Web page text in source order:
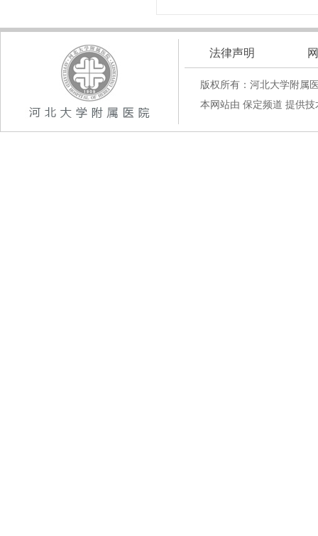
法律声明
版权所有：河北大学附
本网站由 保定频道 提供